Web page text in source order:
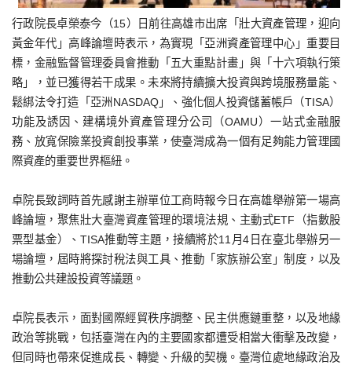
行政院長卓榮泰今（15）日前往高雄市出席「壯大資產管理，迎向
黃金年代」高峰論壇時表示，為實現「亞洲資產管理中心」重要目
標，金融監督管理委員會推動「五大重點計畫」與「十六項執行策
略」，並已獲得若干成果。未來將持續擴大投資與跨境服務量能、
鬆綁法令打造「亞洲NASDAQ」、強化個人投資儲蓄帳戶（TISA）
功能及誘因、建構境外資產管理分公司（OAMU）一站式金融服
務、放寬保險業投資創投事業，使臺灣成為一個有足夠能力管理國
際資產的重要世界樞紐。
卓院長致詞時首先感謝主辦單位工商時報今日在高雄舉辦第一場高
峰論壇，聚焦壯大臺灣資產管理的環境法規、主動式ETF（指數股
票型基金）、TISA推動等主題，接續將於11月4日在臺北舉辦另一
場論壇，屆時將探討稅法與工具、推動「家族辦公室」制度，以及
推動公共建設投資等議題。
卓院長表示，面對國際經貿秩序調整、民主供應鏈重整，以及地緣
政治等挑戰，包括臺灣在內的主要國家都遭受相當大衝擊及改變，
但同時也帶來促進成長、轉變、升級的契機。臺灣位處地緣政治及